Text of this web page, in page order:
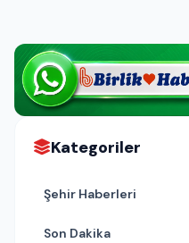
Kategoriler
Şehir Haberleri
Son Dakika